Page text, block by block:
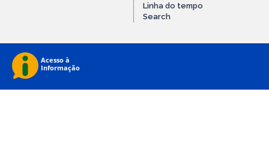
Linha do tempo
Search